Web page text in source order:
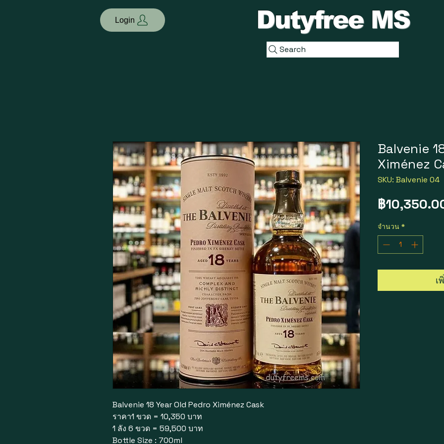
Login Dutyfree MS
Search
Balvenie 18 Year Old Pedro Ximénez Cask
ราคา1 ขวด = 10,350 บาท
1 ลัง 6 ขวด = 59,500 บาท
Bottle Size : 700ml
Balvenie
Ximénez
SKU: Balvenie 04
฿
จำนวน *
เ